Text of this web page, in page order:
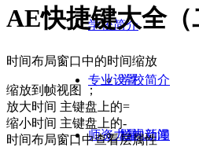
学校简介
学校简介
校内新闻
专业设置
影视动漫
师资力量
AE快捷键大全（
时间布局窗口中的时间缩放
缩放到帧视图 ；
放大时间 主键盘上的=
缩小时间 主键盘上的-
时间布局窗口中查看层属性